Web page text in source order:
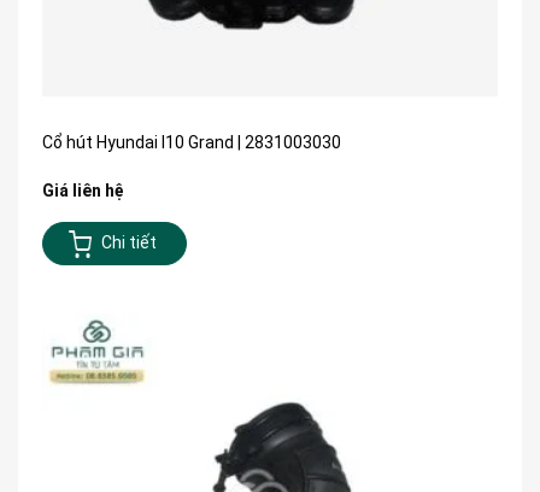
Cổ hút Hyundai I10 Grand | 2831003030
Giá liên hệ
Chi tiết